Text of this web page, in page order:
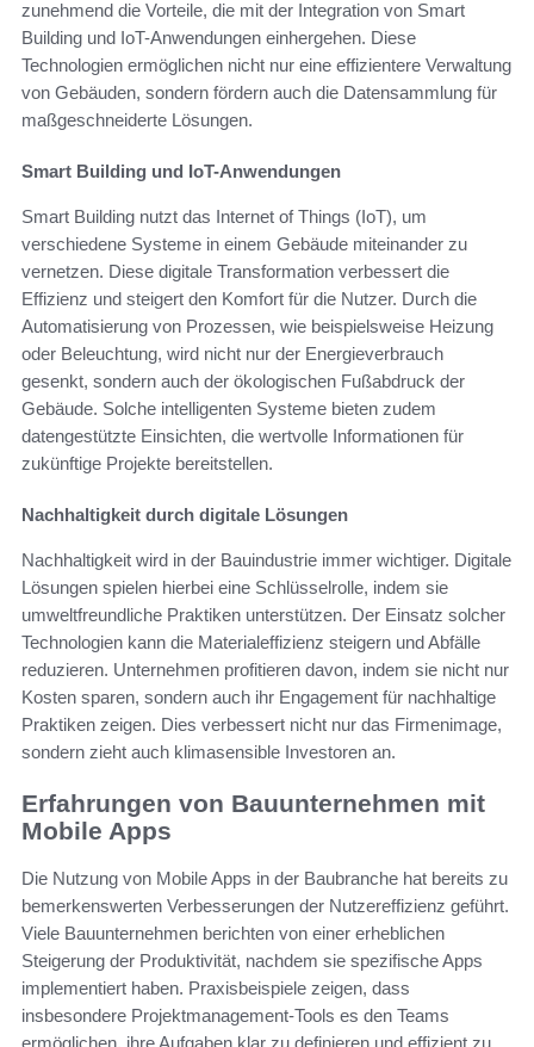
zunehmend die Vorteile, die mit der Integration von Smart
Building und IoT-Anwendungen einhergehen. Diese
Technologien ermöglichen nicht nur eine effizientere Verwaltung
von Gebäuden, sondern fördern auch die Datensammlung für
maßgeschneiderte Lösungen.
Smart Building und IoT-Anwendungen
Smart Building nutzt das Internet of Things (IoT), um
verschiedene Systeme in einem Gebäude miteinander zu
vernetzen. Diese digitale Transformation verbessert die
Effizienz und steigert den Komfort für die Nutzer. Durch die
Automatisierung von Prozessen, wie beispielsweise Heizung
oder Beleuchtung, wird nicht nur der Energieverbrauch
gesenkt, sondern auch der ökologischen Fußabdruck der
Gebäude. Solche intelligenten Systeme bieten zudem
datengestützte Einsichten, die wertvolle Informationen für
zukünftige Projekte bereitstellen.
Nachhaltigkeit durch digitale Lösungen
Nachhaltigkeit wird in der Bauindustrie immer wichtiger. Digitale
Lösungen spielen hierbei eine Schlüsselrolle, indem sie
umweltfreundliche Praktiken unterstützen. Der Einsatz solcher
Technologien kann die Materialeffizienz steigern und Abfälle
reduzieren. Unternehmen profitieren davon, indem sie nicht nur
Kosten sparen, sondern auch ihr Engagement für nachhaltige
Praktiken zeigen. Dies verbessert nicht nur das Firmenimage,
sondern zieht auch klimasensible Investoren an.
Erfahrungen von Bauunternehmen mit
Mobile Apps
Die Nutzung von Mobile Apps in der Baubranche hat bereits zu
bemerkenswerten Verbesserungen der Nutzereffizienz geführt.
Viele Bauunternehmen berichten von einer erheblichen
Steigerung der Produktivität, nachdem sie spezifische Apps
implementiert haben. Praxisbeispiele zeigen, dass
insbesondere Projektmanagement-Tools es den Teams